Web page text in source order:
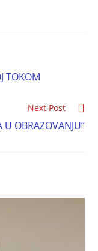
TOKOM
Next Post
U OBRAZOVANJU“